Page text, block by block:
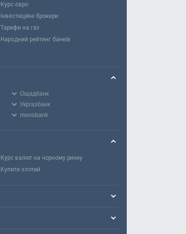
Курс євро
Інвестиційні брокери
Тарифи на газ
Народний рейтинг банків
Ощадбанк
Укргазбанк
monobank
Курс валют на чорному ринку
Купити злотий